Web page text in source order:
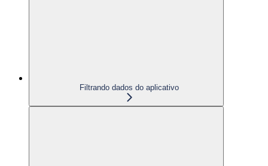
Filtrando dados do aplicativo